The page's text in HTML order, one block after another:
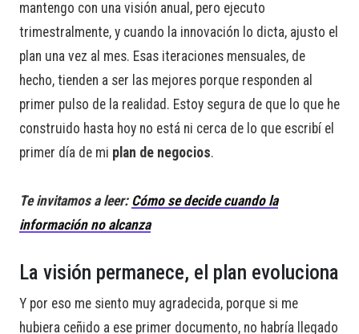
mantengo con una visión anual, pero ejecuto
trimestralmente, y cuando la innovación lo dicta, ajusto el
plan una vez al mes. Esas iteraciones mensuales, de
hecho, tienden a ser las mejores porque responden al
primer pulso de la realidad. Estoy segura de que lo que he
construido hasta hoy no está ni cerca de lo que escribí el
primer día de mi plan de negocios.
Te invitamos a leer: Cómo se decide cuando la
información no alcanza
La visión permanece, el plan evoluciona
Y por eso me siento muy agradecida, porque si me
hubiera ceñido a ese primer documento, no habría llegado